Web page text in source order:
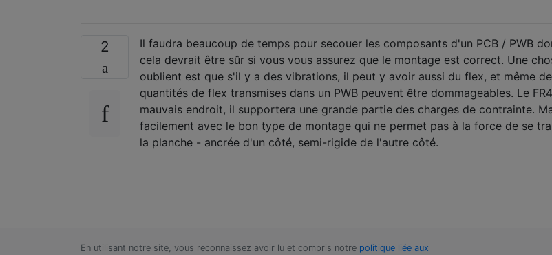
2
Il faudra beaucoup de temps pour secouer les composants d'un PCB / PWB
cela devrait être sûr si vous vous assurez que le montage est correct. Une
oublient est que s'il y a des vibrations, il peut y avoir aussi du flex, et même
quantités de flex transmises dans un PWB peuvent être dommageables. Le
mauvais endroit, il supportera une grande partie des charges de contrainte.
facilement avec le bon type de montage qui ne permet pas à la force de se
la planche - ancrée d'un côté, semi-rigide de l'autre côté.
En utilisant notre site, vous reconnaissez avoir lu et compris notre politique liée aux